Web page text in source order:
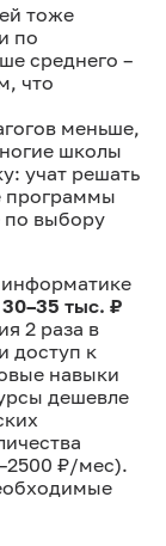
тоже
по
среднего –
что
меньше,
школы
учат решать
программы
по выбору
30–35 тыс. ₽
2 раза в
доступ к
навыки
дешевле
₽/мес).